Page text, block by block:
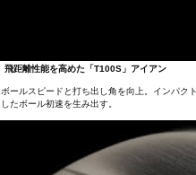
飛距離性能を高めた「T100S」アイアン
ールスピードと打ち出し角を向上。インパ
たボール初速を生み出す。